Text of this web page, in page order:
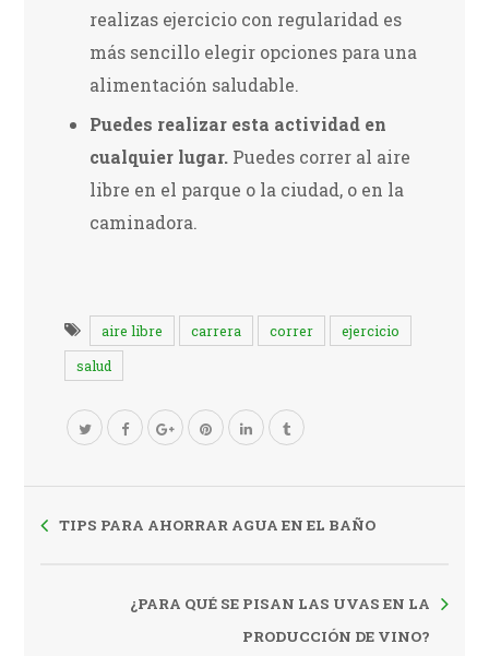
realizas ejercicio con regularidad es
más sencillo elegir opciones para una
alimentación saludable.
Puedes realizar esta actividad en
cualquier lugar. Puedes correr al aire
libre en el parque o la ciudad, o en la
caminadora.
aire libre carrera correr
ejercicio
salud
TIPS PARA AHORRAR AGUA EN EL BAÑO
¿PARA QUÉ SE PISAN LAS UVAS EN LA
PRODUCCIÓN DE VINO?